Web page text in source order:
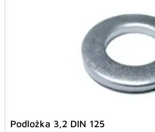
Podložka 3,2 DIN 125